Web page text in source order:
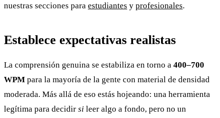
nuestras secciones para estudiantes y profesionales.
Establece expectativas realistas
La comprensión genuina se estabiliza en torno a 400–700
WPM para la mayoría de la gente con material de densidad
moderada. Más allá de eso estás hojeando: una herramienta
legítima para decidir si leer algo a fondo, pero no un